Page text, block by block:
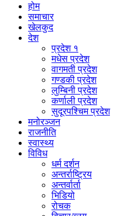
होम
समाचार
खेलकुद
देश
प्रदेश १
मधेस प्रदेश
वागमती प्रदेश
गण्डकी प्रदेश
लुम्बिनी प्रदेश
कर्णाली प्रदेश
सुदूरपश्चिम प्रदेश
मनोरञ्जन
राजनीति
स्वास्थ्य
विविध
धर्म दर्शन
अन्तर्राष्ट्रिय
अन्तर्वार्ता
भिडियो
रोचक